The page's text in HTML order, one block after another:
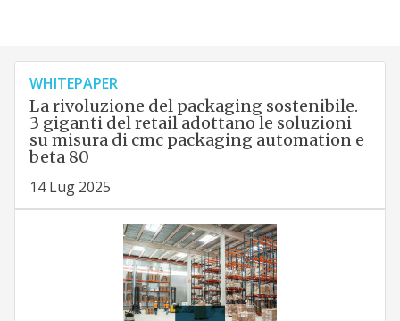
WHITEPAPER
La rivoluzione del packaging sostenibile.
3 giganti del retail adottano le soluzioni
su misura di cmc packaging automation e
beta 80
14 Lug 2025